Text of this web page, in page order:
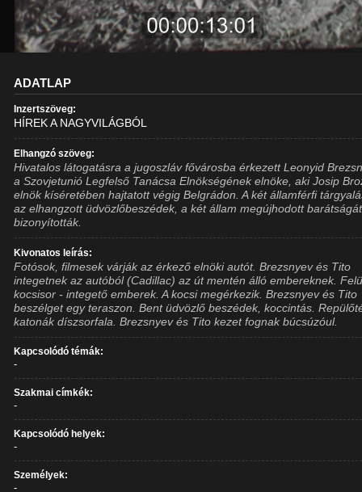
ADATLAP
Inzertszöveg:
HÍREK A NAGYVILÁGBÓL
Elhangzó szöveg:
Hivatalos látogatásra a jugoszláv fővárosba érkezett Leonyid
a Szovjetunió Legfelső Tanácsa Elnökségének elnöke, aki Josip
elnök kíséretében hajtatott végig Belgrádon. A két államférfi
az elhangzott üdvözlőbeszédek, a két állam megújhodott barátságát
bizonyították.
Kivonatos leírás:
Fotósok, filmesek várják az érkező elnöki autót. Brezsnyev és Tito
integetnek az autóból (Cadillac) az út mentén álló embereknek.
kocsisor - integető emberek. A kocsi megérkezik. Brezsnyev és Tito
beszélget egy teraszon. Bent üdvözlő beszédek, koccintás.
katonák díszsorfala. Brezsnyev és Tito kezet fognak búcsúzóul.
Kapcsolódó témák:
-
Szakmai címkék:
-
Kapcsolódó helyek:
-
Személyek:
-